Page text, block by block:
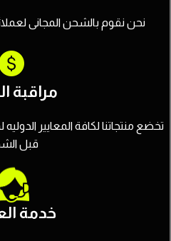
نحن نقوم بالشحن المجانى
مراقبة
تخضع منتجاتنا لكافة المعايير الدوليه
قبل
خدمة